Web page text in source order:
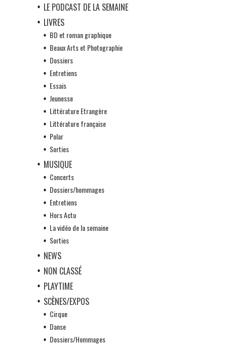
LE PODCAST DE LA SEMAINE
LIVRES
BD et roman graphique
Beaux Arts et Photographie
Dossiers
Entretiens
Essais
Jeunesse
Littérature Etrangère
Littérature française
Polar
Sorties
MUSIQUE
Concerts
Dossiers/hommages
Entretiens
Hors Actu
La vidéo de la semaine
Sorties
NEWS
NON CLASSÉ
PLAYTIME
SCÈNES/EXPOS
Cirque
Danse
Dossiers/Hommages